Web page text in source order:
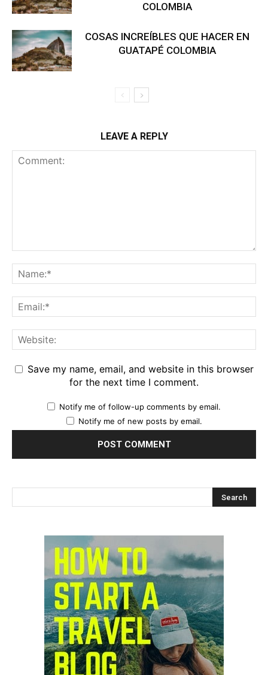
COLOMBIA
COSAS INCREÍBLES QUE HACER EN
GUATAPÉ COLOMBIA
LEAVE A REPLY
Save my name, email, and website in this browser
for the next time I comment.
Notify me of follow-up comments by email.
Notify me of new posts by email.